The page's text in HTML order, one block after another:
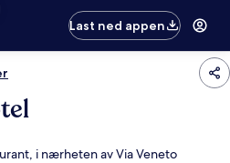
Last ned appen
i nærheten av Via Veneto